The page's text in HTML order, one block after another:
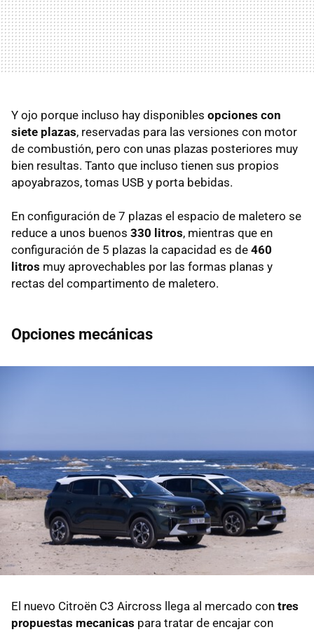
Y ojo porque incluso hay disponibles opciones con
siete plazas, reservadas para las versiones con motor
de combustión, pero con unas plazas posteriores muy
bien resultas. Tanto que incluso tienen sus propios
apoyabrazos, tomas USB y porta bebidas.
En configuración de 7 plazas el espacio de maletero se
reduce a unos buenos 330 litros, mientras que en
configuración de 5 plazas la capacidad es de 460
litros muy aprovechables por las formas planas y
rectas del compartimento de maletero.
Opciones mecánicas
El nuevo Citroën C3 Aircross llega al mercado con tres
propuestas mecanicas para tratar de encajar con